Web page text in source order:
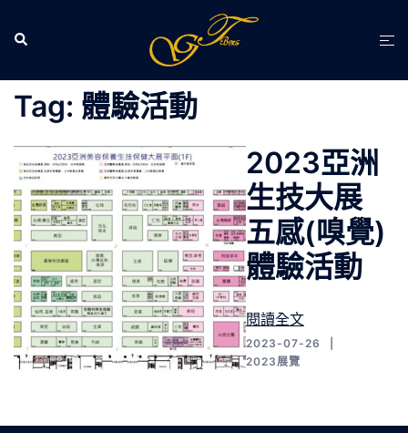
要
Search
Tag: 體驗活動
2023亞洲
生技大展
五感(嗅覺)
體驗活動
閱讀全文
2023-07-26
2023展覽